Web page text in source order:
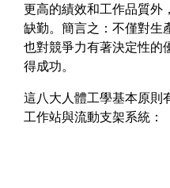
更高的績效和工作品質外
缺勤。簡言之：不僅對生
也對競爭力有著決定性的
得成功。
這八大人體工學基本原則
工作站與流動支架系統：